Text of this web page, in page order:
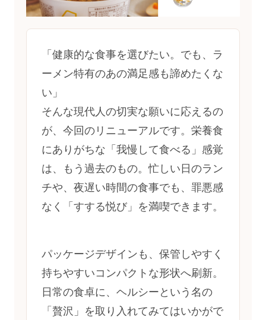
「健康的な食事を選びたい。でも、ラ
ーメン特有のあの満足感も諦めたくな
い」
そんな現代人の切実な願いに応えるの
が、今回のリニューアルです。栄養食
にありがちな「我慢して食べる」感覚
は、もう過去のもの。忙しい日のラン
チや、夜遅い時間の食事でも、罪悪感
なく「すする悦び」を満喫できます。
パッケージデザインも、保管しやすく
持ちやすいコンパクトな形状へ刷新。
日常の食卓に、ヘルシーという名の
「贅沢」を取り入れてみてはいかがで